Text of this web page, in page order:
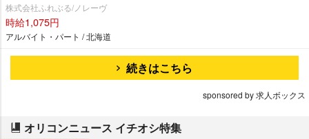
株式会社ふれぶる/ノレーヴ
時給1,075円
アルバイト・パート / 北海道
続きはこちら
sponsored by 求人ボックス
オリコンニュース イチオシ特集